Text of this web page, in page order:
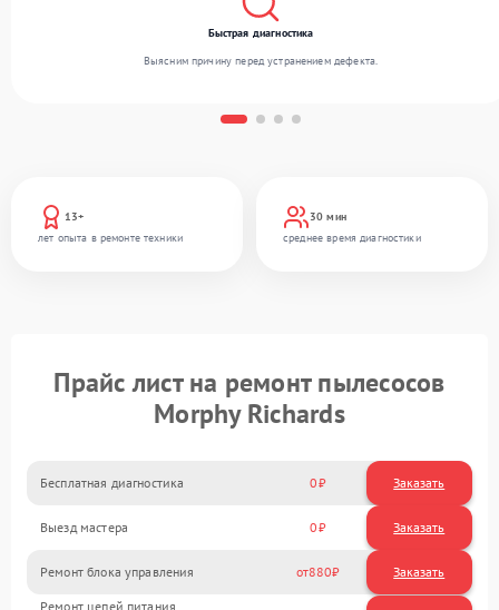
13+
лет опыта в ремонте техники
30 мин
среднее время диагностики
Быстрая диагностика
Выясним причину перед устранением дефекта.
Прайс лист на ремонт пылесосов
Morphy Richards
Бесплатная диагностика 0 Заказать
Выезд мастера 0 Заказать
Ремонт блока управления 880
Ремонт цепей питания